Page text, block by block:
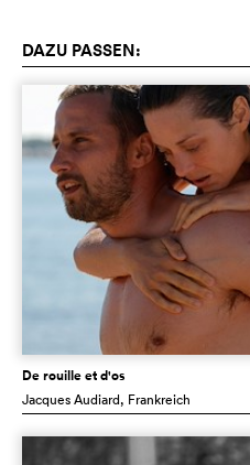
DAZU PASSEN:
De rouille et d'os
Jacques Audiard, Frankreich